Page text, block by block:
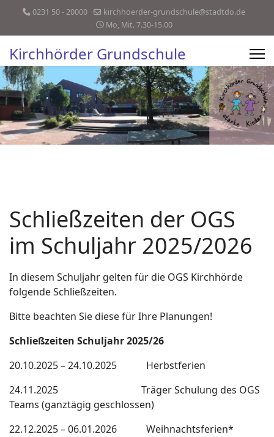
0231 50 - 20000
kirchhoerder-grundschule@stadtdo.de
Mo, Mit. 7.30-15.00
Kirchhörder Grundschule
Schließzeiten der OGS
im Schuljahr 2025/2026
In diesem Schuljahr gelten für die OGS Kirchhörde
folgende Schließzeiten.
Bitte beachten Sie diese für Ihre Planungen!
Schließzeiten Schuljahr 2025/26
20.10.2025 – 24.10.2025 Herbstferien
24.11.2025 Träger Schulung des OGS
Teams (ganztägig geschlossen)
22.12.2025 – 06.01.2026 Weihnachtsferien*